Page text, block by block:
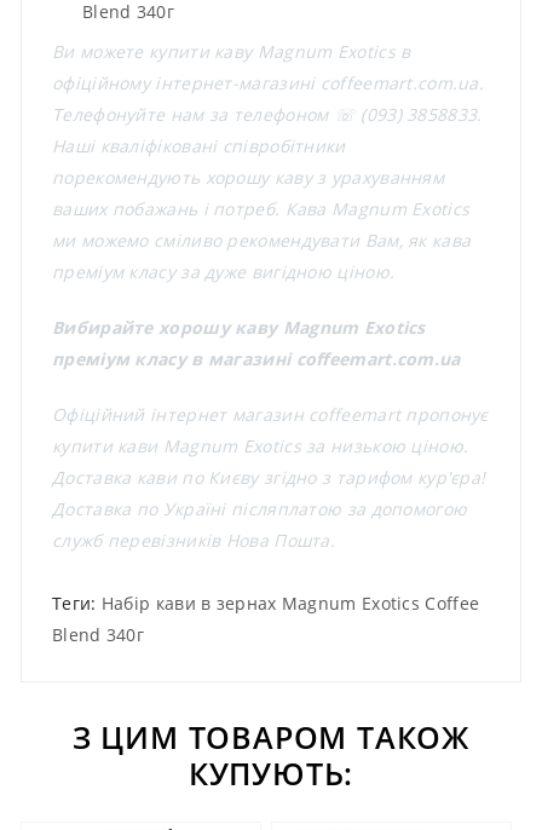
Blend 340г
Ви можете купити каву Magnum Exotics в
офіційному інтернет-магазині coffeemart.com.ua.
Телефонуйте нам за телефоном ☏ (093) 3858833.
Наші кваліфіковані співробітники
порекомендують хорошу каву з урахуванням
ваших побажань і потреб. Кава Magnum Exotics
ми можемо сміливо рекомендувати Вам, як кава
преміум класу за дуже вигідною ціною.
Вибирайте хорошу каву Magnum Exotics
преміум класу в магазині coffeemart.com.ua
Офіційний інтернет магазин coffeemart пропонує
купити кави Magnum Exotics за низькою ціною.
Доставка кави по Києву згідно з тарифом кур'єра!
Доставка по Україні післяплатою за допомогою
служб перевізників Нова Пошта.
Теги: Набір кави в зернах Magnum Exotics Coffee
Blend 340г
З ЦИМ ТОВАРОМ ТАКОЖ
КУПУЮТЬ: